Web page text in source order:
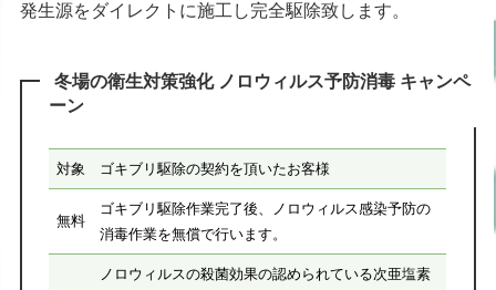
発生源をダイレクトに施工し完全駆除致します。
冬場の衛生対策強化 ノロウィルス予防消毒 キャンペ
ーン
対象 ゴキブリ駆除の契約を頂いたお客様
無料
ゴキブリ駆除作業完了後、ノロウィルス感染予防の
消毒作業を無償で行います。
ノロウィルスの殺菌効果の認められている次亜塩素